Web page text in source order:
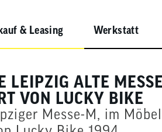
& Leasing Werkstatt
LEIPZIG ALTE
VON LUCKY BIKE
Messe-M, im